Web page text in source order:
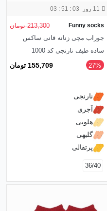
11 روز 03 : 51 : 01
Funny socks
213,300 تومان
جوراب مچی زنانه فانی ساکس
ساده طیف نارنجی کد 1000
‎27% 155,709 تومان
نارنجی
آجری
هلویی
گلبهی
پرتقالی
36/40